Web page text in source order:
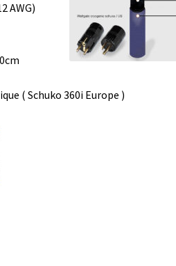
AWG)
( Schuko 360i Europe )